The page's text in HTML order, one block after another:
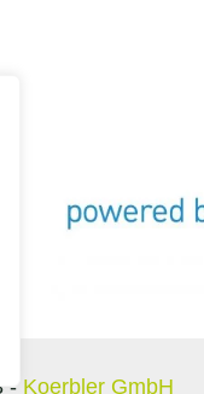
- Koerbler GmbH